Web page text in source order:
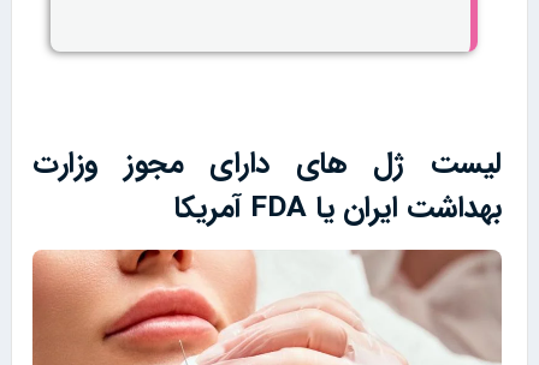
لیست ژل های دارای مجوز وزارت
بهداشت ایران یا FDA آمریکا